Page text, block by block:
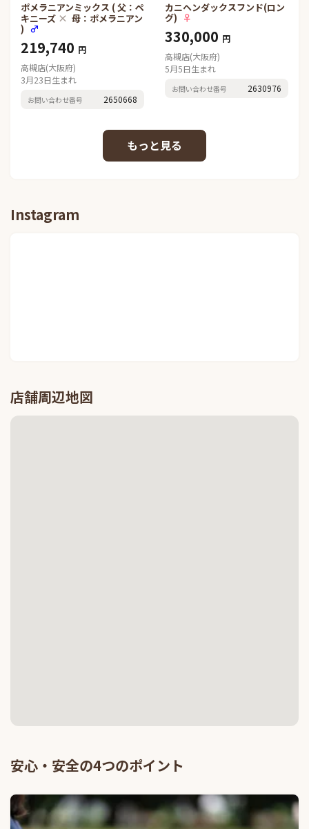
ポメラニアンミックス ( 父：ペ
キニーズ × 母：ポメラニアン
) ♂
219,740 円
高槻店(大阪府)
3月23日生まれ
お問い合わせ番号 2650668
カニヘンダックスフンド(ロン
グ) ♀
330,000 円
高槻店(大阪府)
5月5日生まれ
お問い合わせ番号 2630976
Instagram
店舗周辺地図
安心・安全の4つのポイント